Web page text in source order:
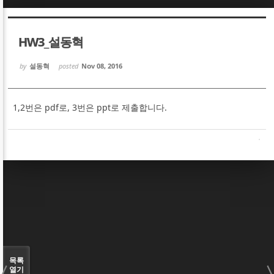
HW3_설동혁
by 설동혁 posted Nov 08, 2016
1,2번은 pdf로, 3번은 ppt로 제출합니다.
목록
열기
Sketchbook5, 스케치북5
Sketchbook5, 스케치북5
Sketchbook5, 스케치북5
Sketchbook5, 스케치북5